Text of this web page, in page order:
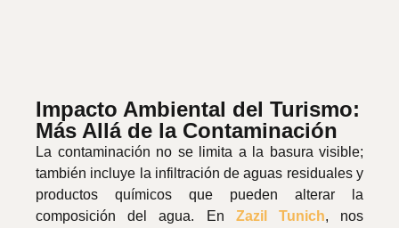
Impacto Ambiental del Turismo:
Más Allá de la Contaminación
La contaminación no se limita a la basura visible;
también incluye la infiltración de aguas residuales y
productos químicos que pueden alterar la
composición del agua. En Zazil Tunich, nos